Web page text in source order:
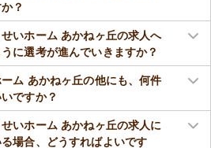
？
せいホーム あかねヶ丘の求人へ
に選考が進んでいきますか？
ーム あかねヶ丘の他にも、何件
ですか？
せいホーム あかねヶ丘の求人に
場合、どうすればよいです